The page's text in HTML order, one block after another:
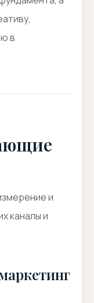
в
и
каналы и